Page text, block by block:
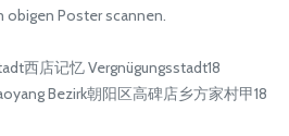
obigen Poster scannen.
西店记忆 Vergnügungsstadt18
Bezirk朝阳区高碑店乡方家村甲18